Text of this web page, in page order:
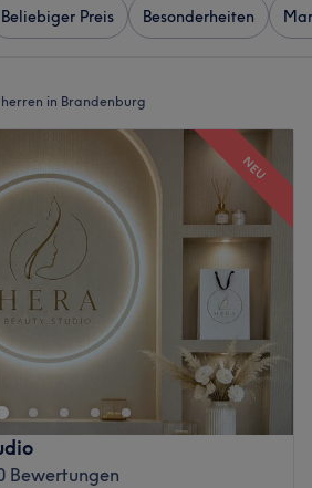
Beliebiger Preis Besonderheiten
in Brandenburg
NEU
Bewertungen